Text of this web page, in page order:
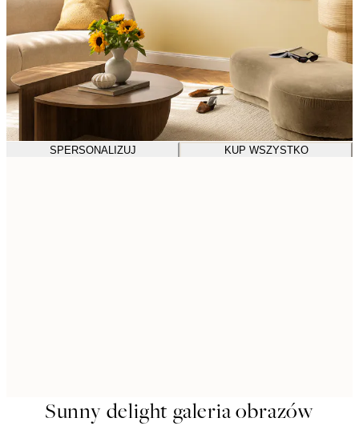
SPERSONALIZUJ KUP WSZYSTKO
Sunny delight galeria obrazów